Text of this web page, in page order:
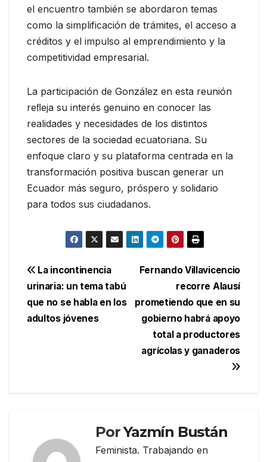
el encuentro también se abordaron temas
como la simplificación de trámites, el acceso a
créditos y el impulso al emprendimiento y la
competitividad empresarial.
La participación de González en esta reunión
reﬂeja su interés genuino en conocer las
realidades y necesidades de los distintos
sectores de la sociedad ecuatoriana. Su
enfoque claro y su plataforma centrada en la
transformación positiva buscan generar un
Ecuador más seguro, próspero y solidario
para todos sus ciudadanos.
Navegación
de
entradas
Fernando Villavicencio
recorre Alausí
prometiendo que en su
gobierno habrá apoyo
total a productores
agrícolas y ganaderos
La incontinencia
urinaria: un tema tabú
que no se habla en los
adultos jóvenes
PorYazmín Bustán
Feminista. Trabajando en